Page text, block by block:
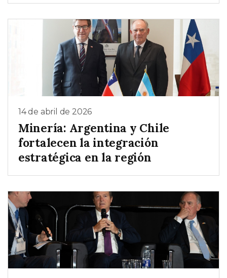
14 de abril de 2026
Minería: Argentina y Chile
fortalecen la integración
estratégica en la región